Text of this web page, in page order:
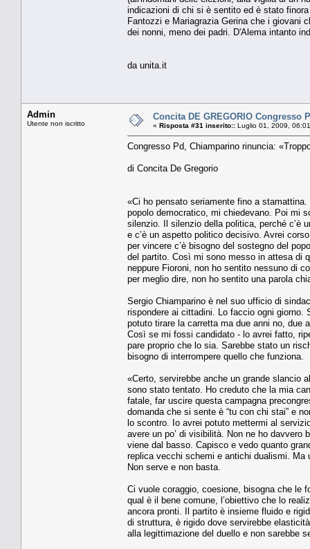
indicazioni di chi si è sentito ed è stato
Fantozzi e Mariagrazia Gerina che i giovani
dei nonni, meno dei padri. D'Alema intanto
da unita.it
Admin
Utente non iscritto
Concita DE GREGORIO
« Risposta #31 inserito:: Luglio 01, 2009,
Congresso Pd, Chiamparino rinuncia:
di Concita De Gregorio
«Ci ho pensato seriamente fino a
popolo democratico, mi chiedevano. Poi mi
silenzio. Il silenzio della politica, perché c’è
e c’è un aspetto politico decisivo. Avrei
per vincere c’è bisogno del sostegno del
del partito. Così mi sono messo in attesa di
neppure Fioroni, non ho sentito nessuno di
per meglio dire, non ho sentito una parola
Sergio Chiamparino è nel suo ufficio di
rispondere ai cittadini. Lo faccio ogni
potuto tirare la carretta ma due anni no, due
Così se mi fossi candidato - lo avrei fatto,
pare proprio che lo sia. Sarebbe stato un
bisogno di interrompere quello che funziona.
«Certo, servirebbe anche un grande slancio
sono stato tentato. Ho creduto che la mia
fatale, far uscire questa campagna
domanda che si sente è “tu con chi stai” e
lo scontro. Io avrei potuto mettermi al
avere un po’ di visibilità. Non ne ho
viene dal basso. Capisco e vedo quanto
replica vecchi schemi e antichi dualismi. Ma
Non serve e non basta.
Ci vuole coraggio, coesione, bisogna che le
qual è il bene comune, l’obiettivo che lo
ancora pronti. Il partito è insieme fluido e
di struttura, è rigido dove servirebbe
alla legittimazione del duello e non sarebbe